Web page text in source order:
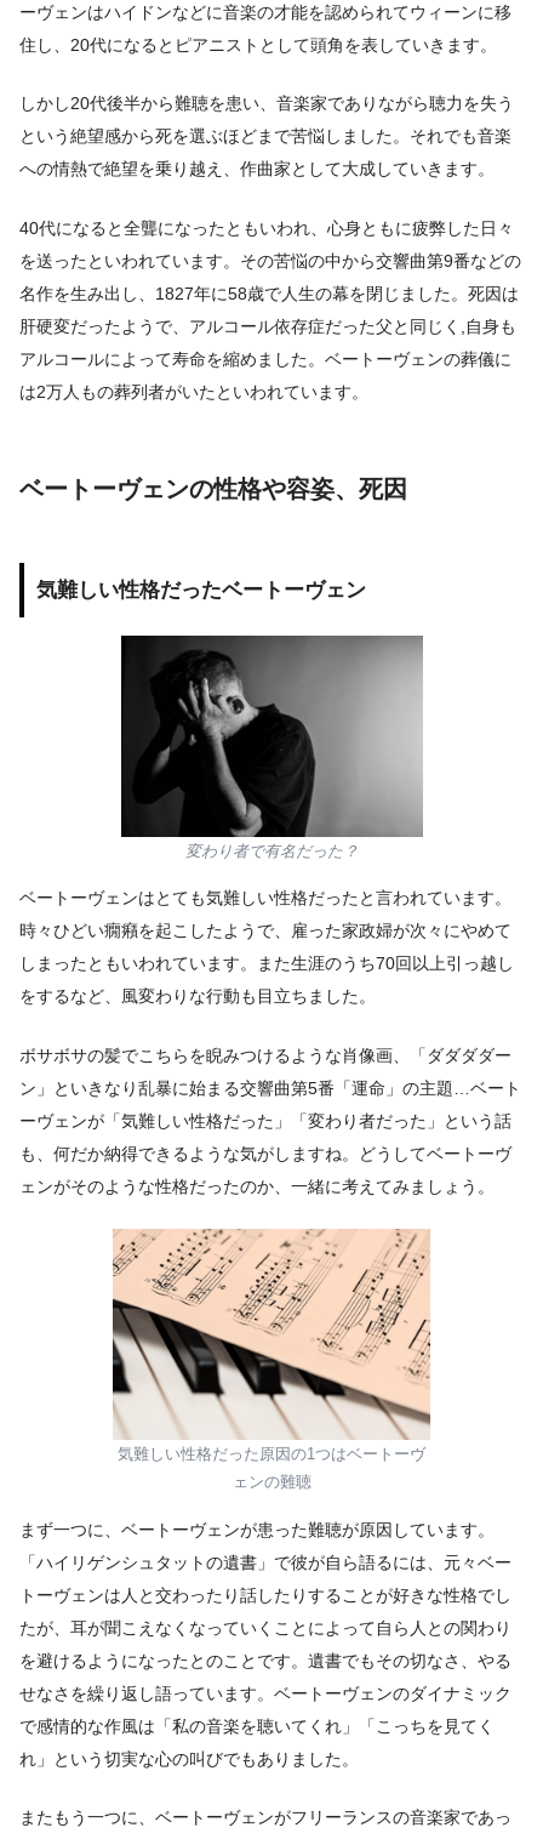
ーヴェンはハイドンなどに音楽の才能を認められてウィーンに移
住し、20代になるとピアニストとして頭角を表していきます。
しかし20代後半から難聴を患い、音楽家でありながら聴力を失う
という絶望感から死を選ぶほどまで苦悩しました。それでも音楽
への情熱で絶望を乗り越え、作曲家として大成していきます。
40代になると全聾になったともいわれ、心身ともに疲弊した日々
を送ったといわれています。その苦悩の中から交響曲第9番などの
名作を生み出し、1827年に58歳で人生の幕を閉じました。死因は
肝硬変だったようで、アルコール依存症だった父と同じく,自身も
アルコールによって寿命を縮めました。ベートーヴェンの葬儀に
は2万人もの葬列者がいたといわれています。
ベートーヴェンの性格や容姿、死因
気難しい性格だったベートーヴェン
変わり者で有名だった？
ベートーヴェンはとても気難しい性格だったと言われています。
時々ひどい癇癪を起こしたようで、雇った家政婦が次々にやめて
しまったともいわれています。また生涯のうち70回以上引っ越し
をするなど、風変わりな行動も目立ちました。
ボサボサの髪でこちらを睨みつけるような肖像画、「ダダダダー
ン」といきなり乱暴に始まる交響曲第5番「運命」の主題…ベート
ーヴェンが「気難しい性格だった」「変わり者だった」という話
も、何だか納得できるような気がしますね。どうしてベートーヴ
ェンがそのような性格だったのか、一緒に考えてみましょう。
気難しい性格だった原因の1つはベートーヴ
ェンの難聴
まず一つに、ベートーヴェンが患った難聴が原因しています。
「ハイリゲンシュタットの遺書」で彼が自ら語るには、元々ベー
トーヴェンは人と交わったり話したりすることが好きな性格でし
たが、耳が聞こえなくなっていくことによって自ら人との関わり
を避けるようになったとのことです。遺書でもその切なさ、やる
せなさを繰り返し語っています。ベートーヴェンのダイナミック
で感情的な作風は「私の音楽を聴いてくれ」「こっちを見てく
れ」という切実な心の叫びでもありました。
またもう一つに、ベートーヴェンがフリーランスの音楽家であっ